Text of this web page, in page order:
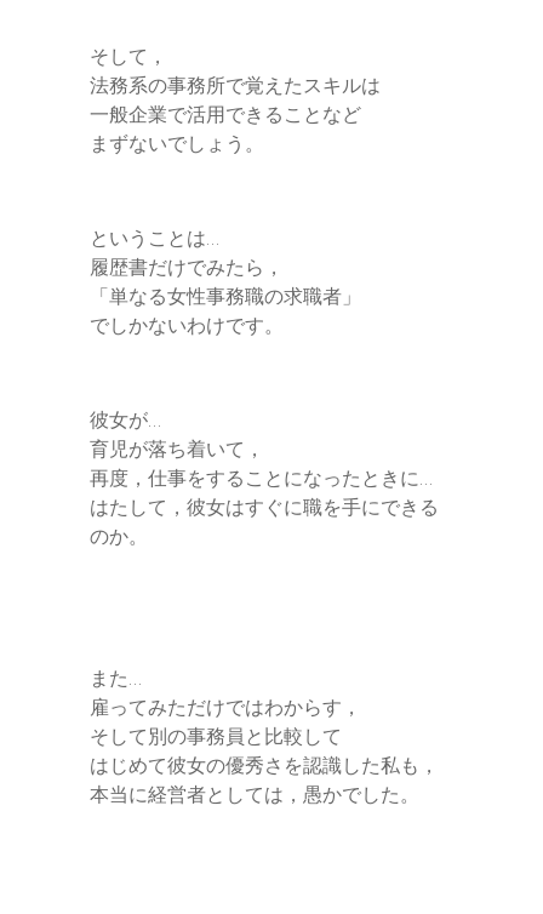
そして，
法務系の事務所で覚えたスキルは
一般企業で活用できることなど
まずないでしょう。
ということは…
履歴書だけでみたら，
「単なる女性事務職の求職者」
でしかないわけです。
彼女が…
育児が落ち着いて，
再度，仕事をすることになったときに…
はたして，彼女はすぐに職を手にできる
のか。
また…
雇ってみただけではわからす，
そして別の事務員と比較して
はじめて彼女の優秀さを認識した私も，
本当に経営者としては，愚かでした。